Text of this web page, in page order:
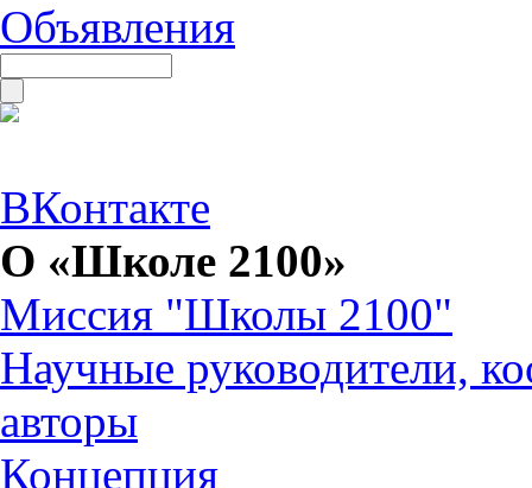
Объявления
ВКонтакте
О «Школе 2100»
Миссия "Школы 2100"
Научные руководители,
авторы
Концепция